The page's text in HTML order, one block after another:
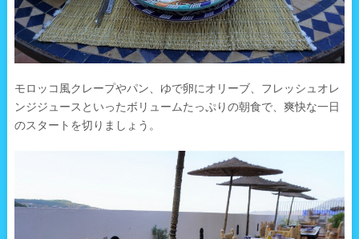
モロッコ風クレープやパン、ゆで卵にオリーブ、フレッシュオレ
ンジジュースといったボリュームたっぷりの朝食で、爽快な一日
のスタートを切りましょう。